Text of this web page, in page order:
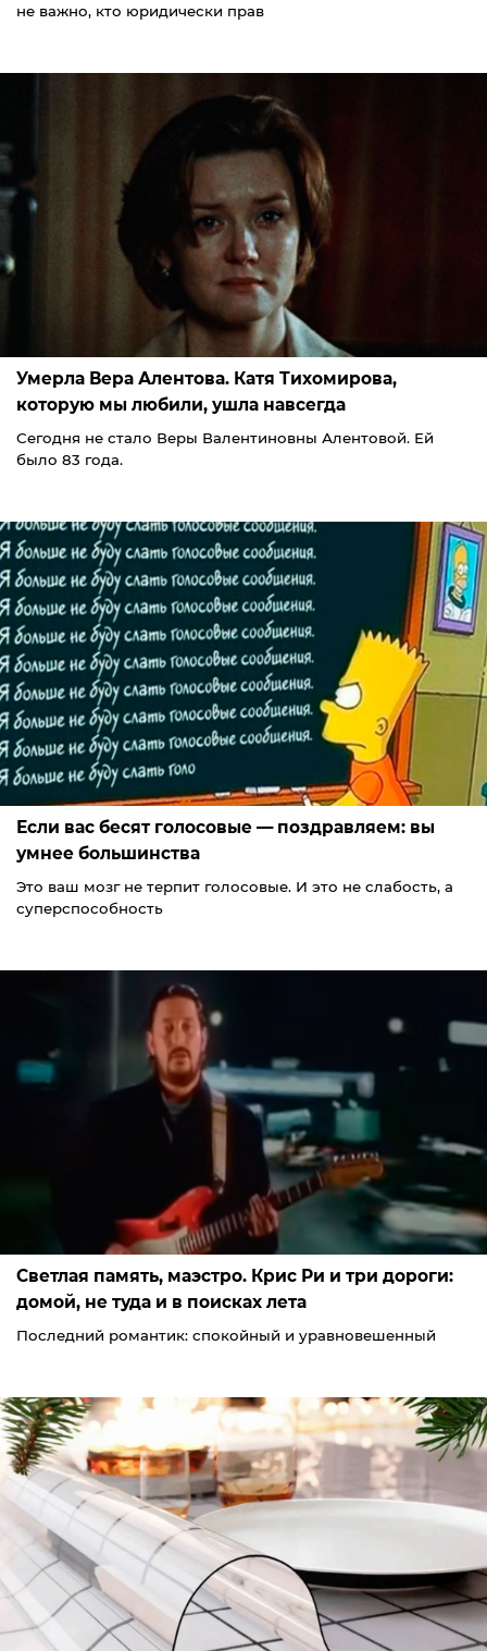
не важно, кто юридически прав
Умерла Вера Алентова. Катя Тихомирова,
которую мы любили, ушла навсегда
Сегодня не стало Веры Валентиновны Алентовой. Ей
было 83 года.
Если вас бесят голосовые — поздравляем: вы
умнее большинства
Это ваш мозг не терпит голосовые. И это не слабость, а
суперспособность
Светлая память, маэстро. Крис Ри и три дороги:
домой, не туда и в поисках лета
Последний романтик: спокойный и уравновешенный